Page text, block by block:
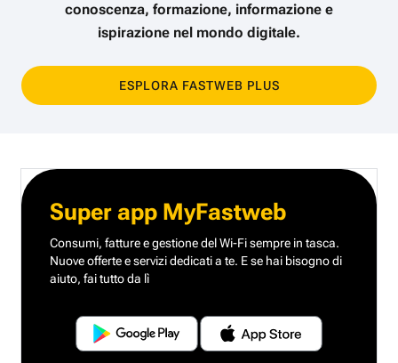
conoscenza, formazione, informazione e
ispirazione nel mondo digitale.
ESPLORA FASTWEB PLUS
Super app MyFastweb
Consumi, fatture e gestione del Wi-Fi sempre in tasca.
Nuove offerte e servizi dedicati a te. E se hai bisogno di
aiuto, fai tutto da lì